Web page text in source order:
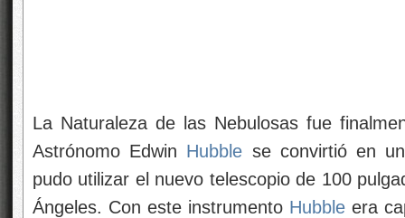
La Naturaleza de las Nebulosas fue
Astrónomo Edwin Hubble se convirtió en
pudo utilizar el nuevo telescopio de 100
Ángeles. Con este instrumento Hubble era